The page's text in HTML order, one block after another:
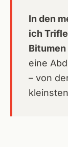
In den
ich
Bitumen
eine
– von